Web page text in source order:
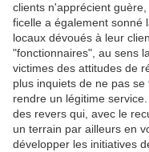
clients n'apprécient
ficelle a également sonné
locaux dévoués à leur
"fonctionnaires", au sens
victimes des attitudes de
plus inquiets de ne pas
rendre un légitime
des revers qui, avec le
un terrain par ailleurs en
développer les initiatives